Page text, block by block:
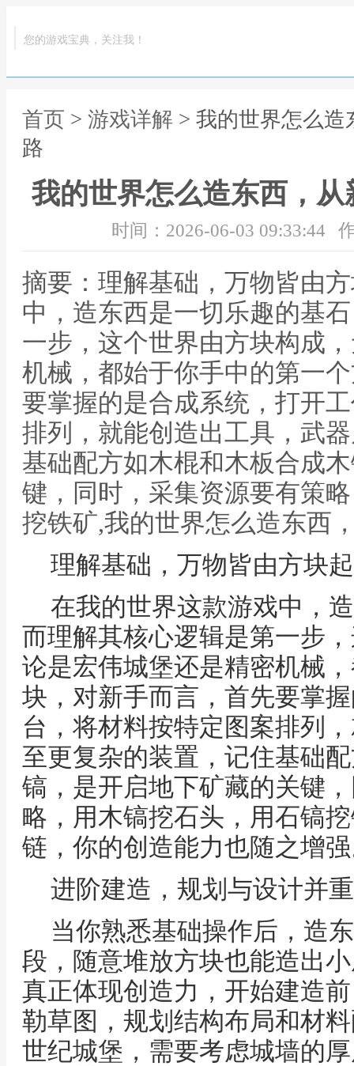
您的游戏宝典，关注我！
首页 > 游戏详解 > 我的世界怎么
路
我的世界怎么造东西，
时间：2026-06-03 09:33:44
摘要：理解基础，万物皆由
中，造东西是一切乐趣的基
一步，这个世界由方块构成
机械，都始于你手中的第一
要掌握的是合成系统，打开
排列，就能创造出工具，武
基础配方如木棍和木板合成
键，同时，采集资源要有策
挖铁矿,我的世界怎么造东西
理解基础，万物皆由方块起
在我的世界这款游戏中，
而理解其核心逻辑是第一步
论是宏伟城堡还是精密机械
块，对新手而言，首先要掌
台，将材料按特定图案排列
至更复杂的装置，记住基础
镐，是开启地下矿藏的关键
略，用木镐挖石头，用石镐
链，你的创造能力也随之增
进阶建造，规划与设计并重
当你熟悉基础操作后，造
段，随意堆放方块也能造出
真正体现创造力，开始建造
勒草图，规划结构布局和材
世纪城堡，需要考虑城墙的